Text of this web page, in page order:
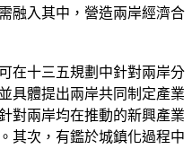
融入其中，營造兩岸經濟合
在十三五規劃中針對兩岸分
具體提出兩岸共同制定產業
對兩岸均在推動的新興產業
其次，有鑑於城鎮化過程中